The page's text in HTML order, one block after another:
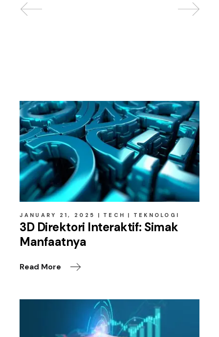
JANUARY 21, 2025 TECH TEKNOLOGI
3D Direktori Interaktif: Simak
Manfaatnya
Read More